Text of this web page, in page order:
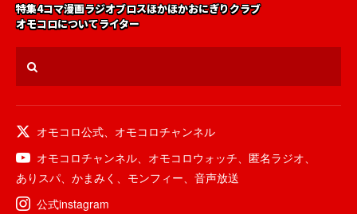
特集4コマ漫画ラジオブロスほかほかおにぎりクラブ
オモコロについてライター
オモコロ公式
オモコロチャンネル
オモコロチャンネル
オモコロウォッチ 匿名ラジオ
ありスパ
かまみく モンフィー
音声放送
公式instagram